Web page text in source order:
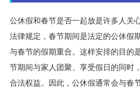
公休假和春节是否一起放是许多人关
法律规定，春节期间是法定的公休假
与春节的假期重合。这样安排的目的
节期间与家人团聚、享受假日的同时
合法权益。因此，公休假通常会与春